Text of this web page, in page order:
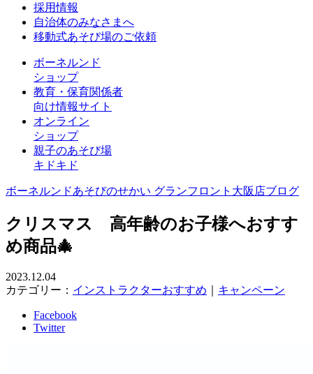
採用情報
自治体のみなさまへ
移動式あそび場のご依頼
ボーネルンド
ショップ
教育・保育関係者
向け情報サイト
オンライン
ショップ
親子のあそび場
キドキド
ボーネルンドあそびのせかい グランフロント大阪店ブログ
クリスマス 高年齢のお子様へおすす
め商品🎄
2023.12.04
カテゴリー： インストラクターおすすめ キャンペーン
Facebook
Twitter